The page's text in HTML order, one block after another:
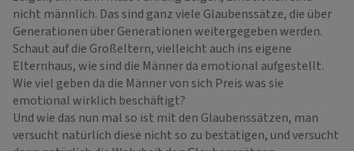
nicht männlich. Das sind ganz viele Glaubenssätze, die über
Generationen über Generationen weitergegeben werden.
Schaut auf die Großeltern, vielleicht auch ins eigene
Elternhaus, wie sind die Männer da emotional aufgestellt.
Wie viel geben da die Männer von sich Preis was sie
emotional wirklich beschäftigt?
Und wie das nun mal so ist mit den Glaubenssätzen, man
versucht natürlich diese nicht so zu bestätigen, und versucht